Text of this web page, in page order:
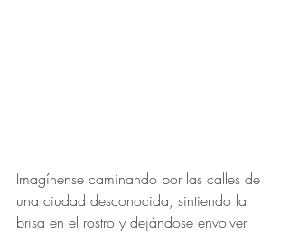
Imagínense caminando por las calles de
una ciudad desconocida, sintiendo la
brisa en el rostro y dejándose envolver